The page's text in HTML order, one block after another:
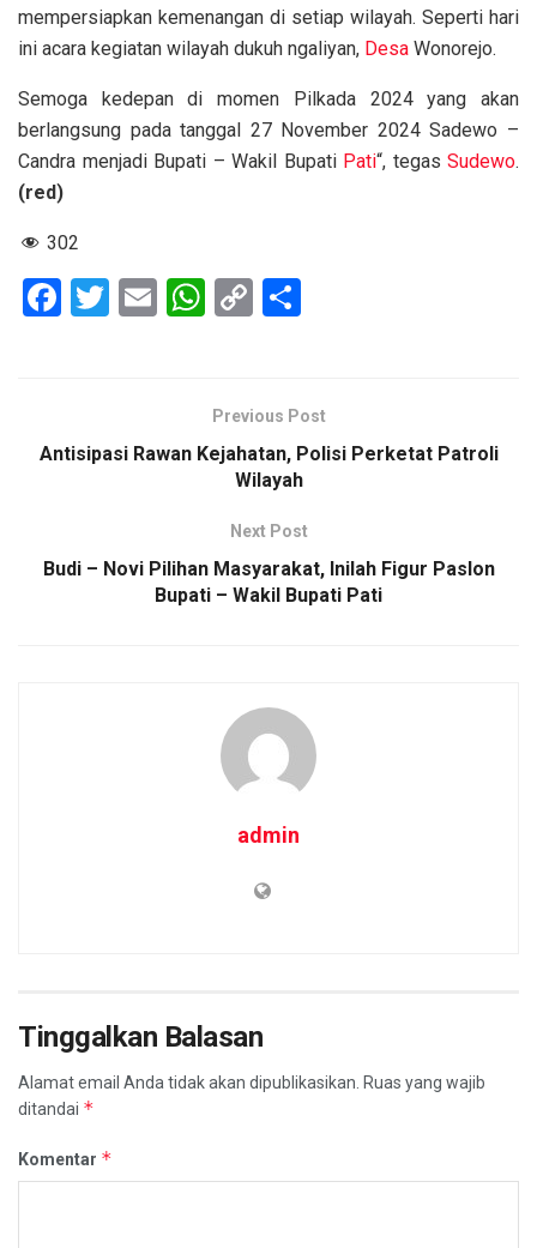
mempersiapkan kemenangan di setiap wilayah. Seperti hari
ini acara kegiatan wilayah dukuh ngaliyan, Desa Wonorejo.
Semoga kedepan di momen Pilkada 2024 yang akan
berlangsung pada tanggal 27 November 2024 Sadewo –
Candra menjadi Bupati – Wakil Bupati Pati“, tegas Sudewo.
(red)
302
F
o
T
E
W
s
A
C
Li
n
k
e
Previous Post
Antisipasi Rawan Kejahatan, Polisi Perketat Patroli
Wilayah
Next Post
Budi – Novi Pilihan Masyarakat, Inilah Figur Paslon
Bupati – Wakil Bupati Pati
admin
Tinggalkan Balasan
Alamat email Anda tidak akan dipublikasikan. Ruas yang wajib
ditandai *
Komentar *